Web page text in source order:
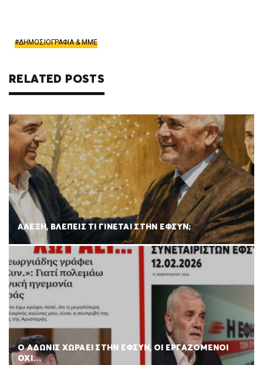
ΔΗΜΟΣΙΟΓΡΑΦΙΑ & ΜΜΕ
RELATED POSTS
ΑΛΕΞΗ, ΒΛΕΠΕΙΣ ΤΙ ΓΙΝΕΤΑΙ ΣΤΗΝ ΕΦΣΥΝ;
Ο ΑΔΩΝΙΣ ΧΩΡΑΕΙ ΣΤΗΝ ΕΦΣΥΝ, ΟΙ ΕΡΓΑΖΟΜΕΝΟΙ
ΟΧΙ…